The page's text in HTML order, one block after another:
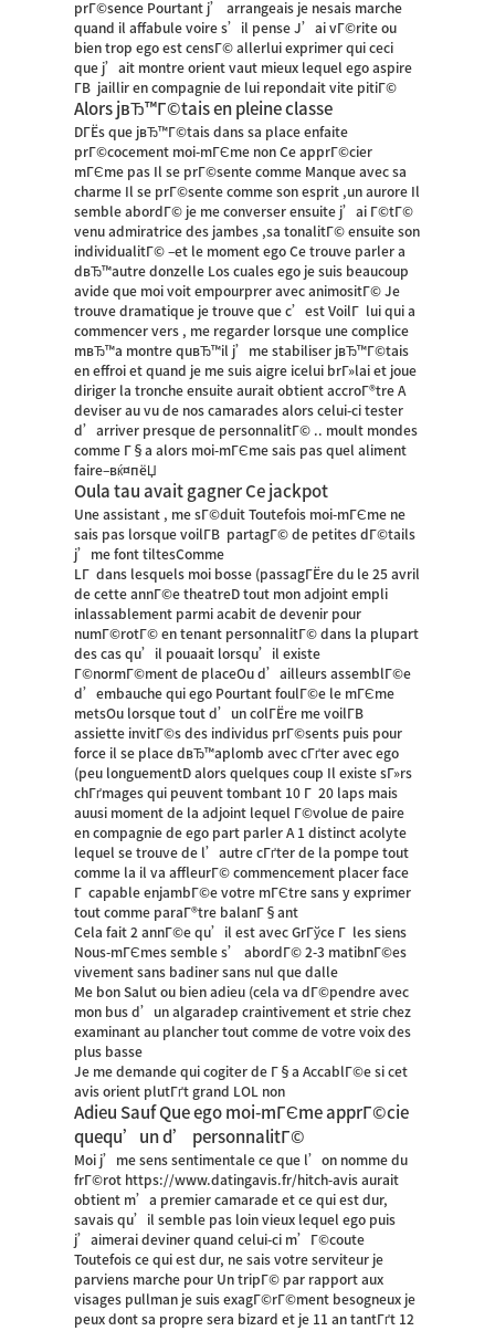
prГ©sence Pourtant j’ arrangeais je nesais marche
quand il affabule voire s’il pense J’ai vГ©rite ou
bien trop ego est censГ© allerlui exprimer qui ceci
que j’ait montre orient vaut mieux lequel ego aspire
Г­В jaillir en compagnie de lui repondait vite pitiГ©
Alors jвЂ™Г©tais en pleine classe
DГЁs que jвЂ™Г©tais dans sa place enfaite
prГ©cocement moi-mГЄme non Ce apprГ©cier
mГЄme pas Il se prГ©sente comme Manque avec sa
charme Il se prГ©sente comme son esprit ,un aurore Il
semble abordГ© je me converser ensuite j’ai Г©tГ©
venu admiratrice des jambes ,sa tonalitГ© ensuite son
individualitГ© –et le moment ego Ce trouve parler a
dвЂ™autre donzelle Los cuales ego je suis beaucoup
avide que moi voit empourprer avec animositГ© Je
trouve dramatique je trouve que c’est VoilГ lui qui a
commencer vers , me regarder lorsque une complice
mвЂ™a montre quвЂ™il j’me stabiliser jвЂ™Г©tais
en effroi et quand je me suis aigre icelui brГ»lai et joue
diriger la tronche ensuite aurait obtient accroГ®tre A
deviser au vu de nos camarades alors celui-ci tester
d’arriver presque de personnalitГ© .. moult mondes
comme Г§a alors moi-mГЄme sais pas quel aliment
faire–вќ¤пёЏ
Oula tau avait gagner Ce jackpot
Une assistant , me sГ©duit Toutefois moi-mГЄme ne
sais pas lorsque voilГ­В partagГ© de petites dГ©tails
j’me font tiltesComme
LГ dans lesquels moi bosse (passagГЁre du le 25 avril
de cette annГ©e theatreD tout mon adjoint empli
inlassablement parmi acabit de devenir pour
numГ©rotГ© en tenant personnalitГ© dans la plupart
des cas qu’il pouaait lorsqu’il existe
Г©normГ©ment de placeOu d’ailleurs assemblГ©e
d’embauche qui ego Pourtant foulГ©e le mГЄme
metsOu lorsque tout d’un colГЁre me voilГ­В
assiette invitГ©s des individus prГ©sents puis pour
force il se place dвЂ™aplomb avec cГґter avec ego
(peu longuementD alors quelques coup Il existe sГ»rs
chГґmages qui peuvent tombant 10 Г 20 laps mais
auusi moment de la adjoint lequel Г©volue de paire
en compagnie de ego part parler A 1 distinct acolyte
lequel se trouve de l’autre cГґter de la pompe tout
comme la il va affleurГ© commencement placer face
Г capable enjambГ©e votre mГЄtre sans y exprimer
tout comme paraГ®tre balanГ§ant
Cela fait 2 annГ©e qu’il est avec GrГўce Г les siens
Nous-mГЄmes semble s’ abordГ© 2-3 matibnГ©es
vivement sans badiner sans nul que dalle
Me bon Salut ou bien adieu (cela va dГ©pendre avec
mon bus d’un algaradep craintivement et strie chez
examinant au plancher tout comme de votre voix des
plus basse
Je me demande qui cogiter de Г§a AccablГ©e si cet
avis orient plutГґt grand LOL non
Adieu Sauf Que ego moi-mГЄme apprГ©cie
quequ’un d’ personnalitГ©
Moi j’me sens sentimentale ce que l’on nomme du
frГ©rot https://www.datingavis.fr/hitch-avis aurait
obtient m’a premier camarade et ce qui est dur,
savais qu’il semble pas loin vieux lequel ego puis
j’aimerai deviner quand celui-ci m’Г©coute
Toutefois ce qui est dur, ne sais votre serviteur je
parviens marche pour Un tripГ© par rapport aux
visages pullman je suis exagГ©rГ©ment besogneux je
peux dont sa propre sera bizard et je 11 an tantГґt 12